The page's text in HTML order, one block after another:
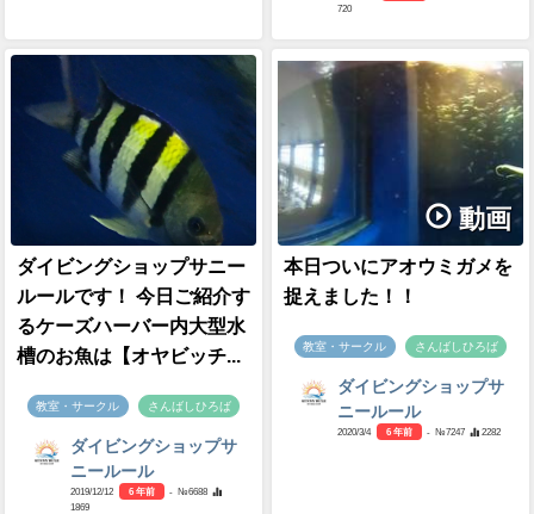
720
ダイビングショップサニー
ルールです！ 今日ご紹介す
るケーズハーバー内大型水
槽のお魚は【オヤビッチ...
教室・サークル さんばしひろば
ダイビングショップサ
ニールール
2019/12/12 6 年前
- №6688
1869
動画
本日ついにアオウミガメを
捉えました！！
教室・サークル さんばしひろば
ダイビングショップサ
ニールール
2020/3/4 6 年前 - №7247 2282